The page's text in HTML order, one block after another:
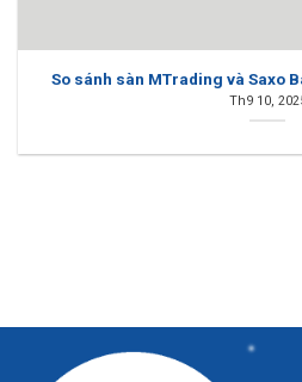
So sánh sàn MTrading và Saxo
Th9 10,